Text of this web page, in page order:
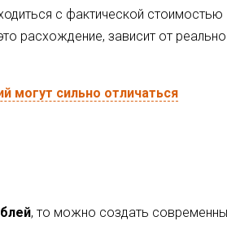
с фактической стоимостью
расхождение, зависит от
могут сильно отличаться
, то можно создать